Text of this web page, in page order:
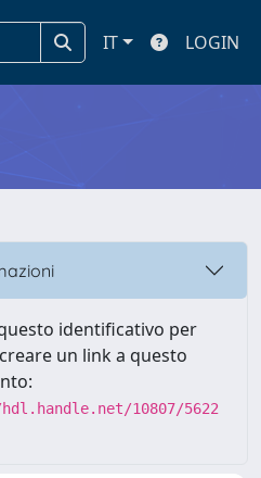
IT LOGIN
identificativo per
un link a questo
10807/5622